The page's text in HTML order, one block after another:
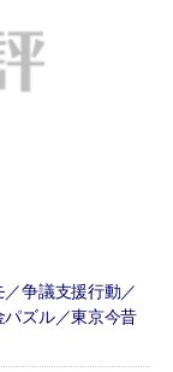
争議支援行動／
ズル／東京今昔